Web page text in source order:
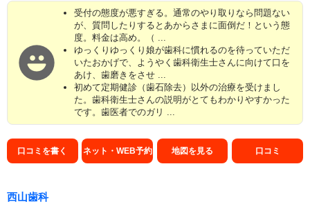
受付の態度が悪すぎる。通常のやり取りなら問題ない
が、質問したりするとあからさまに面倒だ！という態
度。料金は高め。（ ...
ゆっくりゆっくり娘が歯科に慣れるのを待っていただ
いたおかげで、ようやく歯科衛生士さんに向けて口を
あけ、歯磨きをさせ ...
初めて定期健診（歯石除去）以外の治療を受けまし
た。歯科衛生士さんの説明がとてもわかりやすかった
です。歯医者でのガリ ...
口コミを書く ネット・WEB予約 地図を見る 口コミ
西山歯科